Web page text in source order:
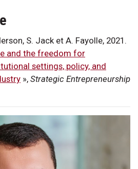
S. Jack et A. Fayolle, 2021.
and the freedom for
settings, policy, and
», Strategic Entrepreneurship